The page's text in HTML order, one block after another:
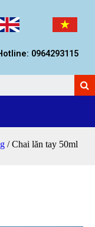
0964293115
/ Chai lăn tay 50ml